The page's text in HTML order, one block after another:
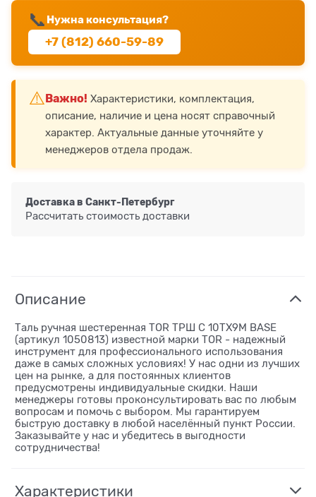
📞 Нужна консультация?
+7 (812) 660-59-89
⚠️Важно! Характеристики, комплектация,
описание, наличие и цена носят справочный
характер. Актуальные данные уточняйте у
менеджеров отдела продаж.
Доставка в Санкт-Петербург
Рассчитать стоимость доставки
Описание
Таль ручная шестеренная TOR ТРШ C 10ТХ9М BASE
(артикул 1050813) известной марки TOR - надежный
инструмент для профессионального использования
даже в самых сложных условиях! У нас одни из лучших
цен на рынке, а для постоянных клиентов
предусмотрены индивидуальные скидки. Наши
менеджеры готовы проконсультировать вас по любым
вопросам и помочь с выбором. Мы гарантируем
быструю доставку в любой населённый пункт России.
Заказывайте у нас и убедитесь в выгодности
сотрудничества!
Характеристики